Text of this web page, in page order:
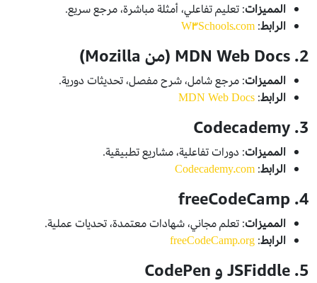
المميزات: تعليم تفاعلي، أمثلة مباشرة، مرجع سريع.
الرابط:
W3Schools.com
2. MDN Web Docs (من Mozilla)
المميزات: مرجع شامل، شرح مفصل، تحديثات دورية.
الرابط:
MDN Web Docs
3. Codecademy
المميزات: دورات تفاعلية، مشاريع تطبيقية.
الرابط:
Codecademy.com
4. freeCodeCamp
المميزات: تعلم مجاني، شهادات معتمدة، تحديات عملية.
الرابط:
freeCodeCamp.org
5. JSFiddle و CodePen